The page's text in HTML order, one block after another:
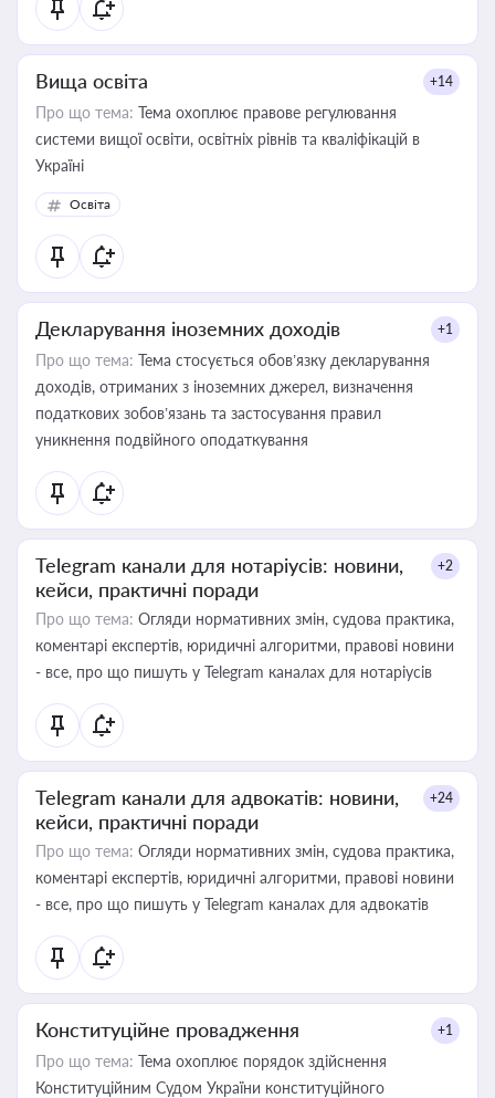
Вища освіта +14
Про що тема: Тема охоплює правове регулювання
системи вищої освіти, освітніх рівнів та кваліфікацій в
Україні
Освіта
Декларування іноземних доходів +1
Про що тема: Тема стосується обов’язку декларування
доходів, отриманих з іноземних джерел, визначення
податкових зобов’язань та застосування правил
уникнення подвійного оподаткування
Telegram канали для нотаріусів: новини,
кейси, практичні поради
+2
Про що тема: Огляди нормативних змін, судова практика,
коментарі експертів, юридичні алгоритми, правові новини
- все, про що пишуть у Telegram каналах для нотаріусів
Telegram канали для адвокатів: новини,
кейси, практичні поради
+24
Про що тема: Огляди нормативних змін, судова практика,
коментарі експертів, юридичні алгоритми, правові новини
- все, про що пишуть у Telegram каналах для адвокатів
Конституційне провадження +1
Про що тема: Тема охоплює порядок здійснення
Конституційним Судом України конституційного